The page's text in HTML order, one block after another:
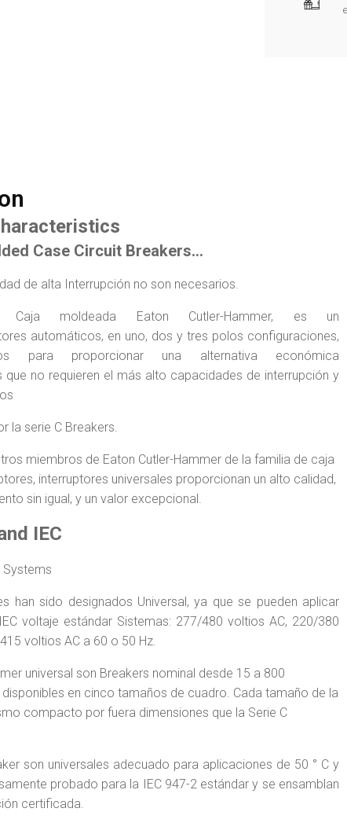
Case Circuit Breakers…
de alta Interrupción no son necesarios.
Caja moldeada Eaton Cutler-Hammer, es un
automáticos, en uno, dos y tres polos configuraciones,
para proporcionar una alternativa económica
que no requieren el más alto capacidades de interrupción y
la serie C Breakers.
miembros de Eaton Cutler-Hammer de la familia de caja
interruptores universales proporcionan un alto calidad,
sin igual, y un valor excepcional.
IEC
Systems
han sido designados Universal, ya que se pueden aplicar
voltaje estándar Sistemas: 277/480 voltios AC, 220/380
voltios AC a 60 o 50 Hz.
universal son Breakers nominal desde 15 a 800
en cinco tamaños de cuadro. Cada tamaño de la
compacto por fuera dimensiones que la Serie C
son universales adecuado para aplicaciones de 50 ° C y
probado para la IEC 947-2 estándar y se ensamblan
certificada.